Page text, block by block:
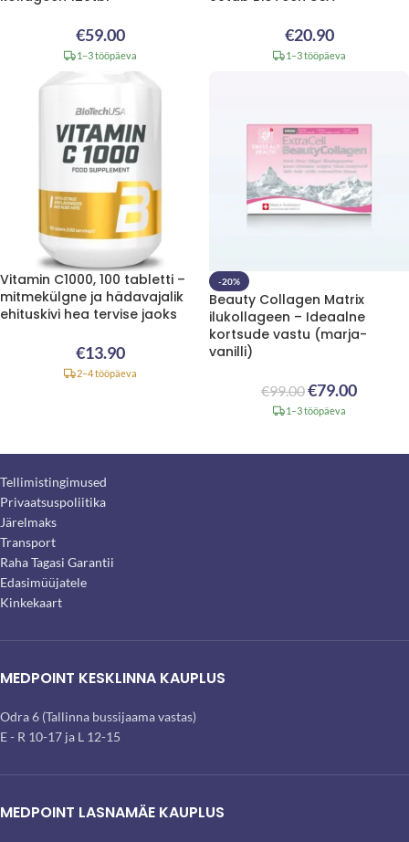
€59.00
1–3 tööpäeva
€20.90
1–3 tööpäeva
Vitamin C1000, 100 tabletti –
mitmekülgne ja hädavajalik
ehituskivi hea tervise jaoks
€13.90
2–4 tööpäeva
-20%
Beauty Collagen Matrix
ilukollageen – Ideaalne
kortsude vastu (marja-
vanilli)
€99.00€79.00
1–3 tööpäeva
Tellimistingimused
Privaatsuspoliitika
Järelmaks
Transport
Raha Tagasi Garantii
Edasimüüjatele
Kinkekaart
MEDPOINT KESKLINNA KAUPLUS
Odra 6 (Tallinna bussijaama vastas)
E - R 10-17 ja L 12-15
MEDPOINT LASNAMÄE KAUPLUS